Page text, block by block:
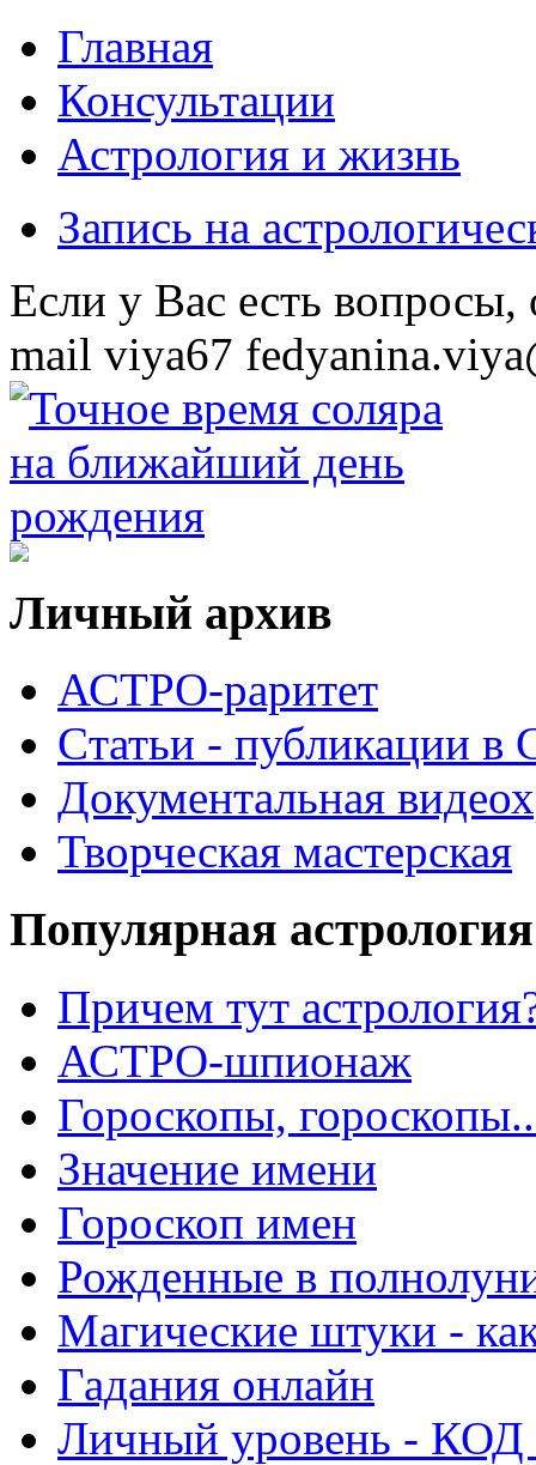
Главная
Консультации
Астрология и жизнь
Запись на
Eсли у Вас есть
mail viya67
Личный архив
АСТРО-раритет
Cтатьи - публикации
Документальная
Творческая мастерская
Популярная астрология
Причем тут
АСТРО-шпионаж
Гороскопы,
Значение имени
Гороскоп имен
Рожденные в
Магические штуки -
Гадания онлайн
Личный уровень - КОД